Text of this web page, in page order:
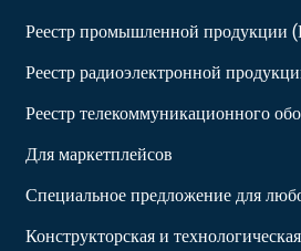
Реестр промышленной
Реестр радиоэлектронной
Реестр телекоммуникационного
Для маркетплейсов
Специальное предложение для
Конструкторская и